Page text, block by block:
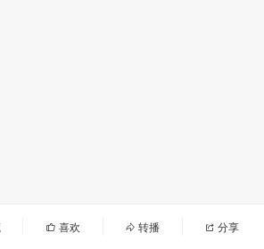
喜欢 转播 分享